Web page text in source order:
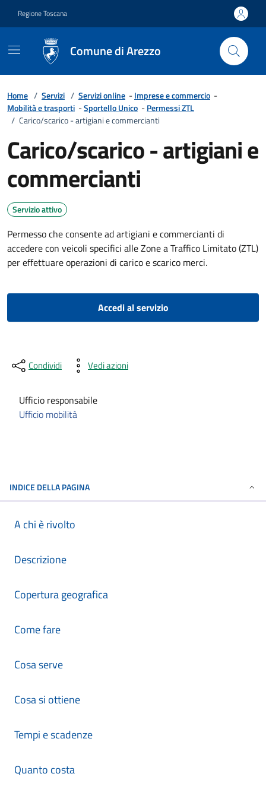
Regione Toscana
Comune di Arezzo
Home / Servizi / Servizi online -Imprese e commercio -
Mobilità e trasporti -Sportello Unico -Permessi ZTL
/ Carico/scarico - artigiani e commercianti
Carico/scarico - artigiani e
commercianti
Servizio attivo
Permesso che consente ad artigiani e commercianti di
accedere con veicoli specifici alle Zone a Traffico Limitato (ZTL)
per effettuare operazioni di carico e scarico merci.
Accedi al servizio
Condividi Vedi azioni
Ufficio responsabile
Ufficio mobilità
INDICE DELLA PAGINA
A chi è rivolto
Descrizione
Copertura geografica
Come fare
Cosa serve
Cosa si ottiene
Tempi e scadenze
Quanto costa